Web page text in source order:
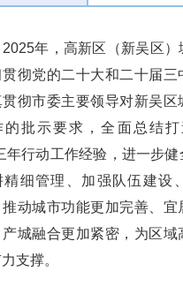
年，高新区（新吴区）
彻党的二十大和二十届三
贯彻市委主要领导对新吴区
的批示要求，全面总结打
年行动工作经验，进一步健
精细管理、加强队伍建设
推动城市功能更加完善、宜
产城融合更加紧密，为区域
支撑。